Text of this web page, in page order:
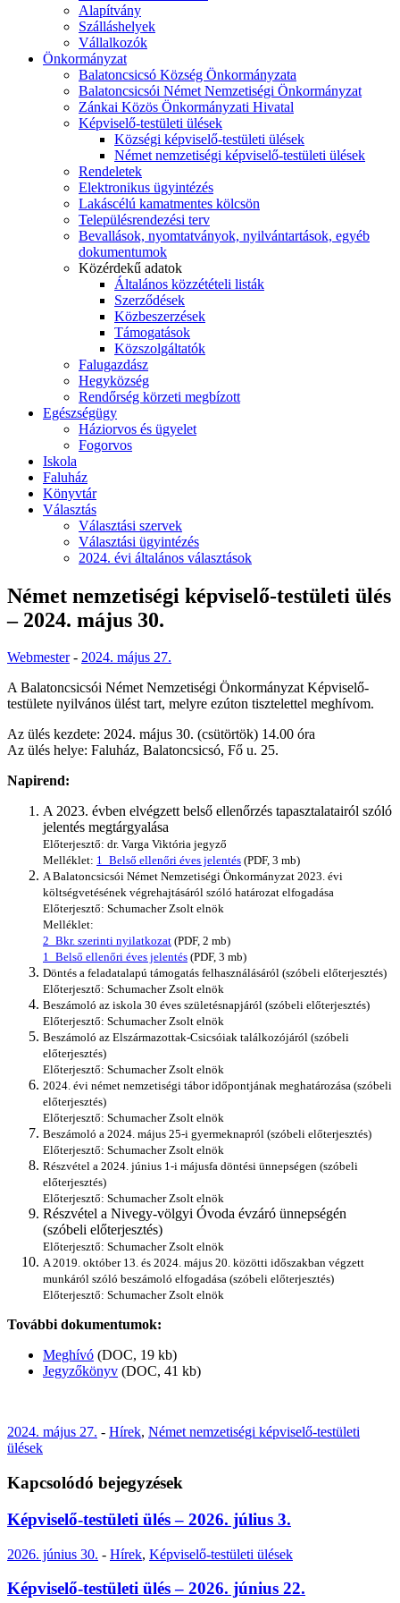
Alapítvány
Szálláshelyek
Vállalkozók
Önkormányzat
Balatoncsicsó Község Önkormányzata
Balatoncsicsói Német Nemzetiségi Önkormányzat
Zánkai Közös Önkormányzati Hivatal
Képviselő-testületi ülések
Községi képviselő-testületi ülések
Német nemzetiségi képviselő-testületi ülések
Rendeletek
Elektronikus ügyintézés
Lakáscélú kamatmentes kölcsön
Településrendezési terv
Bevallások, nyomtatványok, nyilvántartások, egyéb
dokumentumok
Közérdekű adatok
Általános közzétételi listák
Szerződések
Közbeszerzések
Támogatások
Közszolgáltatók
Falugazdász
Hegyközség
Rendőrség körzeti megbízott
Egészségügy
Háziorvos és ügyelet
Fogorvos
Iskola
Faluház
Könyvtár
Választás
Választási szervek
Választási ügyintézés
2024. évi általános választások
Német nemzetiségi képviselő-testületi ülés
– 2024. május 30.
Webmester- 2024. május 27.
A Balatoncsicsói Német Nemzetiségi Önkormányzat Képviselő-
testülete nyilvános ülést tart, melyre ezúton tisztelettel meghívom.
Az ülés kezdete: 2024. május 30. (csütörtök) 14.00 óra
Az ülés helye: Faluház, Balatoncsicsó, Fő u. 25.
Napirend:
A 2023. évben elvégzett belső ellenőrzés tapasztalatairól szóló
jelentés megtárgyalása
Előterjesztő: dr. Varga Viktória jegyző
Melléklet: 1_Belső ellenőri éves jelentés (PDF, 3 mb)
A Balatoncsicsói Német Nemzetiségi Önkormányzat 2023. évi
költségvetésének végrehajtásáról szóló határozat elfogadása
Előterjesztő: Schumacher Zsolt elnök
Melléklet:
2_Bkr. szerinti nyilatkozat (PDF, 2 mb)
1_Belső ellenőri éves jelentés (PDF, 3 mb)
Döntés a feladatalapú támogatás felhasználásáról (szóbeli előterjesztés)
Előterjesztő: Schumacher Zsolt elnök
Beszámoló az iskola 30 éves születésnapjáról (szóbeli előterjesztés)
Előterjesztő: Schumacher Zsolt elnök
Beszámoló az Elszármazottak-Csicsóiak találkozójáról (szóbeli
előterjesztés)
Előterjesztő: Schumacher Zsolt elnök
2024. évi német nemzetiségi tábor időpontjának meghatározása (szóbeli
előterjesztés)
Előterjesztő: Schumacher Zsolt elnök
Beszámoló a 2024. május 25-i gyermeknapról (szóbeli előterjesztés)
Előterjesztő: Schumacher Zsolt elnök
Részvétel a 2024. június 1-i májusfa döntési ünnepségen (szóbeli
előterjesztés)
Előterjesztő: Schumacher Zsolt elnök
Részvétel a Nivegy-völgyi Óvoda évzáró ünnepségén
(szóbeli előterjesztés)
Előterjesztő: Schumacher Zsolt elnök
A 2019. október 13. és 2024. május 20. közötti időszakban végzett
munkáról szóló beszámoló elfogadása (szóbeli előterjesztés)
Előterjesztő: Schumacher Zsolt elnök
További dokumentumok:
Meghívó (DOC, 19 kb)
Jegyzőkönyv (DOC, 41 kb)
2024. május 27. - Hírek, Német nemzetiségi képviselő-testületi
ülések
Kapcsolódó bejegyzések
Képviselő-testületi ülés – 2026. július 3.
2026. június 30. - Hírek, Képviselő-testületi ülések
Képviselő-testületi ülés – 2026. június 22.